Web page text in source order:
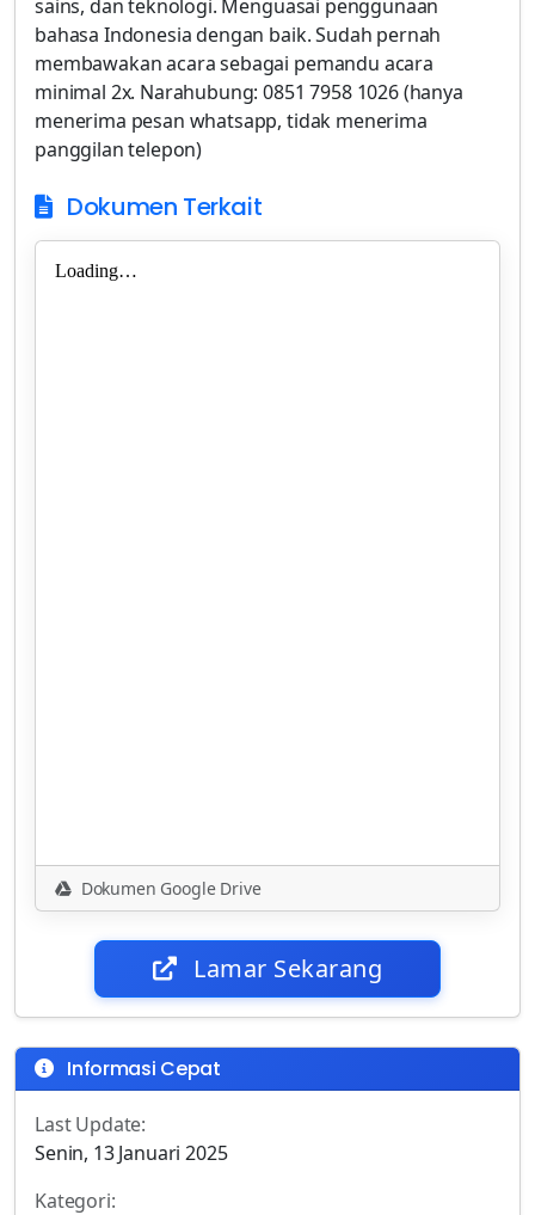
sains, dan teknologi. Menguasai penggunaan
bahasa Indonesia dengan baik. Sudah pernah
membawakan acara sebagai pemandu acara
minimal 2x. Narahubung: 0851 7958 1026 (hanya
menerima pesan whatsapp, tidak menerima
panggilan telepon)
Dokumen Terkait
Dokumen Google Drive
Lamar Sekarang
Informasi Cepat
Last Update:
Senin, 13 Januari 2025
Kategori: